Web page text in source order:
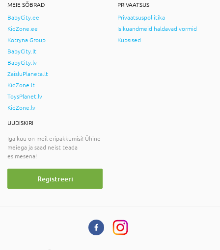
MEIE SÕBRAD
BabyCity.ee
KidZone.ee
Kotryna Group
BabyCity.lt
BabyCity.lv
ZaisluPlaneta.lt
KidZone.lt
ToysPlanet.lv
KidZone.lv
PRIVAATSUS
Privaatsuspoliitika
Isikuandmeid haldavad vormid
Küpsised
UUDISKIRI
Iga kuu on meil eripakkumisi! Ühine
meiega ja saad neist teada
esimesena!
Registreeri